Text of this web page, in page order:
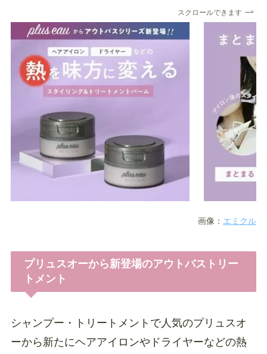
スクロールできます
画像： エミクル
プリュスオーから新登場のアウトバストリー
トメント
シャンプー・トリートメントで人気のプリュスオ
ーから新たにヘアアイロンやドライヤーなどの熱